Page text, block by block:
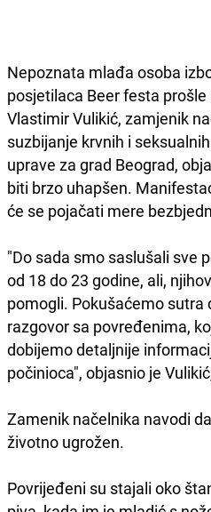
Nepoznata mlađa osoba
posjetilaca Beer festa prošle
Vlastimir Vulikić, zamjenik
suzbijanje krvnih i
uprave za grad Beograd,
biti brzo uhapšen.
će se pojačati mere
"Do sada smo saslušali sve
od 18 do 23 godine, ali,
pomogli. Pokušaćemo sutra
razgovor sa povređenima,
dobijemo detaljnije
počinioca", objasnio je
Zamenik načelnika navodi
životno ugrožen.
Povrijeđeni su stajali oko